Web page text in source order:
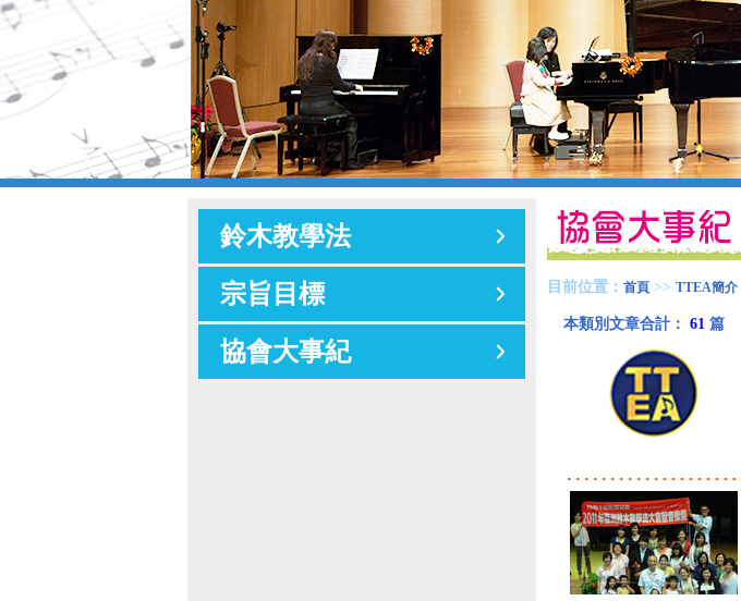
鈴木教學法
宗旨目標
協會大事紀
目前位置： 首頁 >> TTEA簡介
本類別文章合計： 61 篇